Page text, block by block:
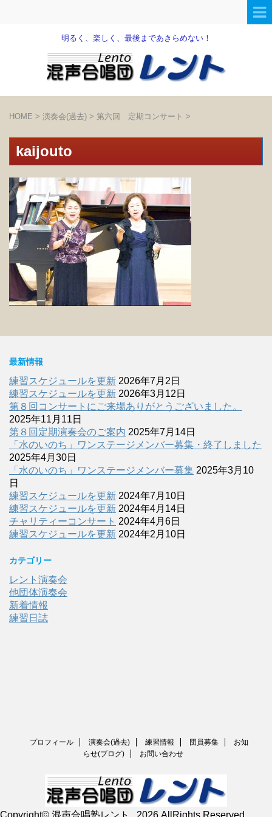
明るく、楽しく、最後まであきらめない！
HOME > 演奏会(過去) > 第六回 定期コンサート >
kaijouto
最新情報
練習スケジュールを更新 2026年7月2日
練習スケジュールを更新 2026年3月12日
第８回コンサートにご来場ありがとうございました。
2025年11月11日
第８回定期演奏会のご案内 2025年7月14日
「水のいのち」ワンステージメンバー募集・終了しました
2025年4月30日
「水のいのち」ワンステージメンバー募集 2025年3月10
日
練習スケジュールを更新 2024年7月10日
練習スケジュールを更新 2024年4月14日
チャリティーコンサート 2024年4月6日
練習スケジュールを更新 2024年2月10日
カテゴリー
レント演奏会
他団体演奏会
新着情報
練習日誌
プロフィール 演奏会(過去) 練習情報 団員募集
お知
らせ(ブログ)
お問い合わせ